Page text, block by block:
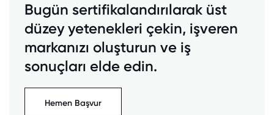
Bugün sertifikalandırılarak üst
düzey yetenekleri çekin, işveren
markanızı oluşturun ve iş
sonuçları elde edin.
Hemen Başvur